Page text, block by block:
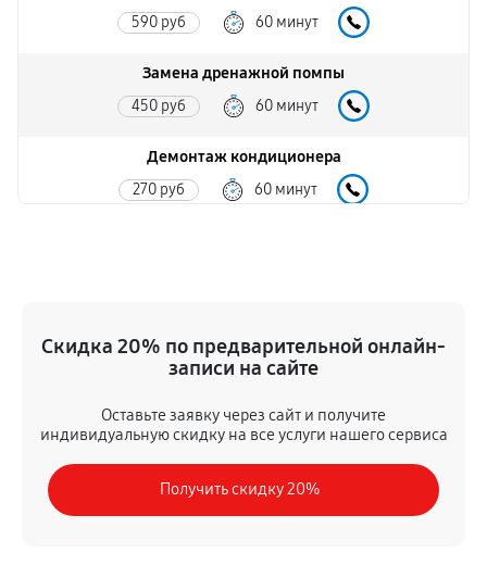
590 руб 60 минут
Замена дренажной помпы
450 руб 60 минут
Демонтаж кондиционера
270 руб 60 минут
Скидка 20% по предварительной онлайн-
записи на сайте
Оставьте заявку через сайт и получите
индивидуальную скидку на все услуги нашего сервиса
Получить скидку 20%